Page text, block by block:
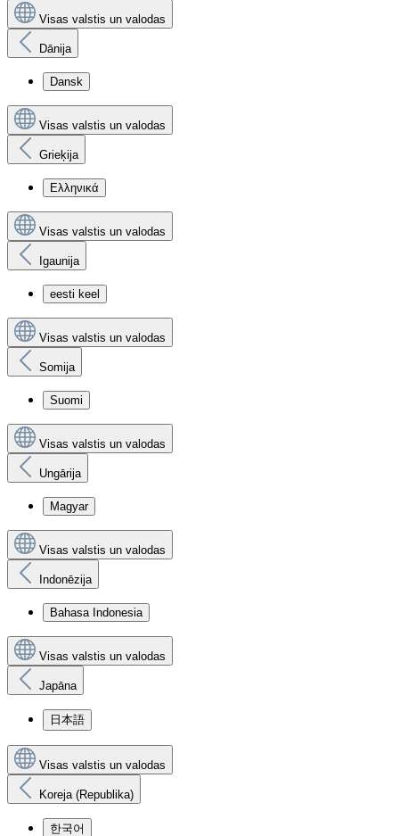
Visas valstis un valodas
Dānija
Dansk
Visas valstis un valodas
Grieķija
Ελληνικά
Visas valstis un valodas
Igaunija
eesti keel
Visas valstis un valodas
Somija
Suomi
Visas valstis un valodas
Ungārija
Magyar
Visas valstis un valodas
Indonēzija
Bahasa Indonesia
Visas valstis un valodas
Japāna
日本語
Visas valstis un valodas
Koreja (Republika)
한국어